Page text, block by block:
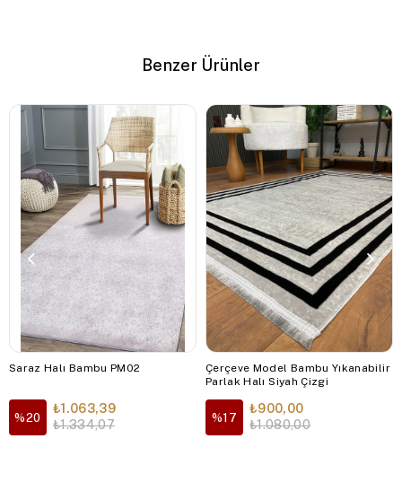
Benzer Ürünler
Saraz Halı Bambu PM02
%20
₺1.063,39
₺1.334,07
Çerçeve Model Bambu Yıkanabilir
Parlak Halı Siyah Çizgi
%17
₺900,00
₺1.080,00